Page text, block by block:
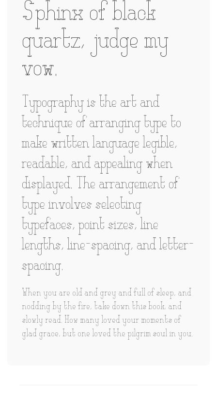
Sphinx of black
quartz, judge my
vow.
Typography is the art and
technique of arranging type to
make written language legible,
readable, and appealing when
displayed. The arrangement of
type involves selecting
typefaces, point sizes, line
lengths, line-spacing, and letter-
spacing.
When you are old and grey and full of sleep, and
nodding by the fire, take down this book, and
slowly read. How many loved your moments of
glad grace, but one loved the pilgrim soul in you.